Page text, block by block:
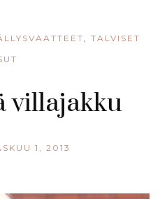
TALVISET
villajakku
1, 2013